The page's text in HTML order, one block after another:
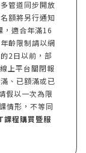
管道同步開放
額將另行通知
適合年滿16
齡限制請以網
2日以前，部
上平台關閉報
、已額滿或已
假以一次為限
情形，不等同
課程購買暨服